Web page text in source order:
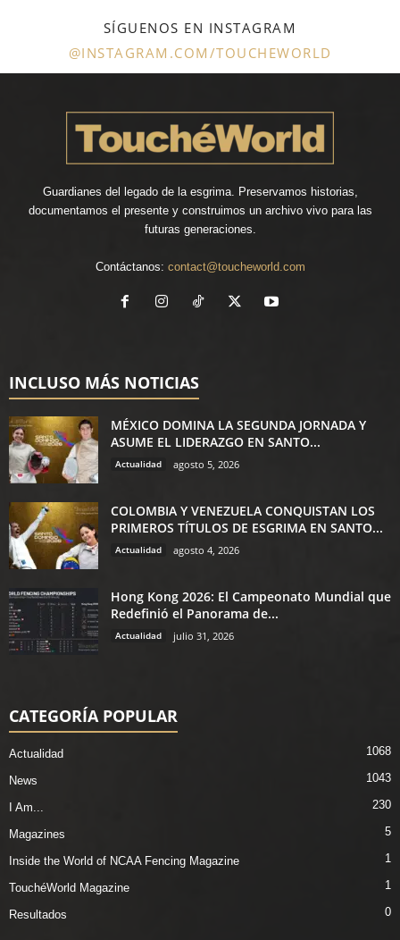
SÍGUENOS EN INSTAGRAM
@INSTAGRAM.COM/TOUCHEWORLD
Guardianes del legado de la esgrima. Preservamos historias,
documentamos el presente y construimos un archivo vivo para las
futuras generaciones.
Contáctanos: contact@toucheworld.com
INCLUSO MÁS NOTICIAS
MÉXICO DOMINA LA SEGUNDA JORNADA Y
ASUME EL LIDERAZGO EN SANTO...
Actualidad agosto 5, 2026
COLOMBIA Y VENEZUELA CONQUISTAN LOS
PRIMEROS TÍTULOS DE ESGRIMA EN SANTO...
Actualidad agosto 4, 2026
Hong Kong 2026: El Campeonato Mundial que
Redefinió el Panorama de...
Actualidad julio 31, 2026
CATEGORÍA POPULAR
Actualidad 1068
News 1043
I Am... 230
Magazines 5
Inside the World of NCAA Fencing Magazine 1
TouchéWorld Magazine 1
Resultados 0